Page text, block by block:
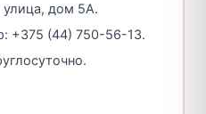
улица, дом 5А.
+375 (44) 750-56-13.